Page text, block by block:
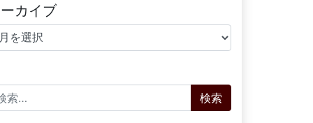
カイブ
ーカイブ
: